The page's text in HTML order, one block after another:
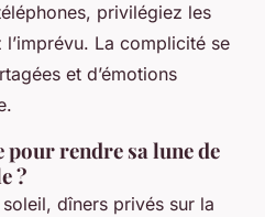
privilégiez les
La complicité se
et d’émotions
rendre sa lune de
?
dîners privés sur la